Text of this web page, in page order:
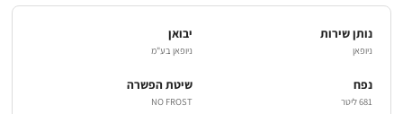
נותן שירות
ניופאן
יבואן
ניופאן בע"מ
נפח
681 ליטר
שיטת הפשרה
NO FROST